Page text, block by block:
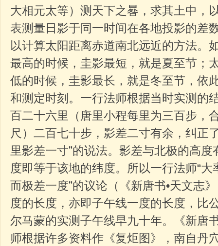
大相元太等）测天下之晷，求其土中，
表测量日影于同一时间在各地投影的差
以计算太阳距离赤道南北远近的方法。
最高的时候，圭影最短，就是夏至节；
低的时候，圭影最长，就是冬至节，依
和测定时刻。一行法师根据当时实测的
百二十六里（唐里小程每里为三百步，
尺）二百七十步，影差二寸有余，纠正
里影差一寸”的说法。影差与北极的高
度即等于该地的纬度。所以一行法师“
而极差一度”的议论（《新唐书•天文志
度的长度，亦即子午线一度的长度，比
尔马蒙的实测子午线早九十年。《新唐
师根据许多资料作《复炬图》，南自丹